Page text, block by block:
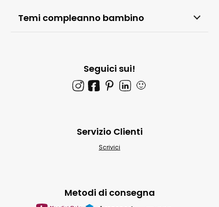
Temi compleanno bambino
Seguici sui!
🙂
Metodi di consegna
Servizio Clienti
Scrivici